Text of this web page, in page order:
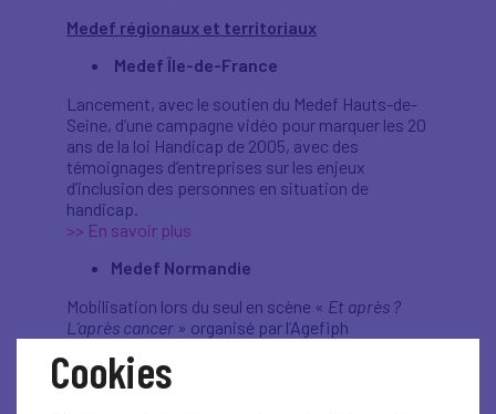
Medef régionaux et territoriaux
Medef Île-de-France
Lancement, avec le soutien du Medef Hauts-de-
Seine, d’une campagne vidéo pour marquer les 20
ans de la loi Handicap de 2005, avec des
témoignages d’entreprises sur les enjeux
d’inclusion des personnes en situation de
handicap.
>> En savoir plus
Medef Normandie
Mobilisation lors du seul en scène « Et après ?
L’après cancer » organisé par l’Agefiph
>> En savoir plus
Cookies